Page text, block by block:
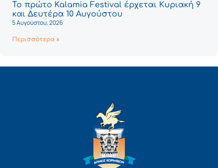
Το πρώτο Kalamia Festival έρχεται Κυριακή 9
και Δευτέρα 10 Αυγούστου
5 Αυγούστου, 2026
Περισσότερα »